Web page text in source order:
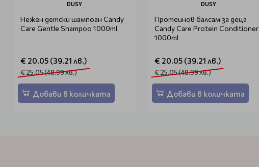
DUSY
Нежен детски шампоан Candy
Care Gentle Shampoo 1000ml
€ 20.05 (39.21 лв.)
€ 25.05 (48.99 лв.)
Добави в количката
DUSY
Протеинов балсам за деца
Candy Care Protein Conditioner
1000ml
€ 20.05 (39.21 лв.)
€ 25.05 (48.99 лв.)
Добави в количката